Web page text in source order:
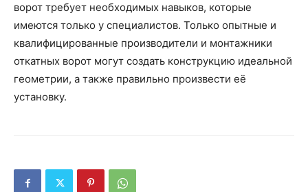
ворот требует необходимых навыков, которые
имеются только у специалистов. Только опытные и
квалифицированные производители и монтажники
откатных ворот могут создать конструкцию идеальной
геометрии, а также правильно произвести её
установку.